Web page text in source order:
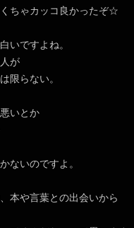
ちゃカッコ良かったぞ☆
いですよね。
が
限らない。
いとか
ないのですよ。
本や言葉との出会いから